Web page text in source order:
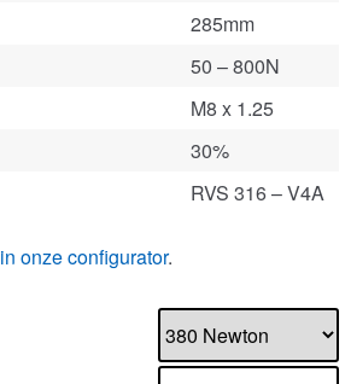
285mm
50 – 800N
M8 x 1.25
30%
RVS 316 – V4A
in onze configurator.